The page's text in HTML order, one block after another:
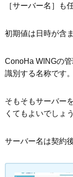
［サーバー名］も
初期値は日時が含
ConoHa WINGの
識別する名称です。
そもそもサーバー
くてもよいでしょう
サーバー名は契約